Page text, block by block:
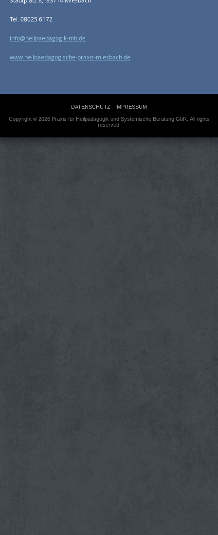
Tel. 08025 6172
info@heilpaedagogik-mb.de
www.heilpaedagogische-praxis-miesbach.de
DATENSCHUTZ IMPRESSUM
Copyright © 2026 Praxis für Heilpädagogik und Systemische Beratung GbR. All rights
reserved.